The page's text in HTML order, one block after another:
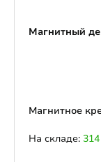
Магнитный
Магнитное
На складе: